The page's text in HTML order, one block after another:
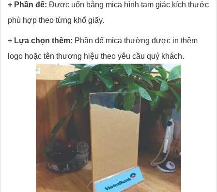
+ Phần đế: Được uốn bằng mica hình tam giác kích thước
phù hợp theo từng khổ giấy.
+ Lựa chọn thêm: Phần đế mica thường được in thêm
logo hoặc tên thương hiệu theo yêu cầu quý khách.